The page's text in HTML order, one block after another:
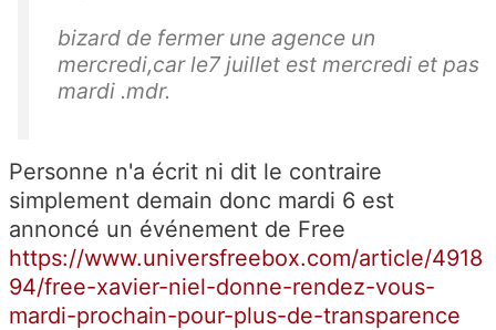
bizard de fermer une agence un
mercredi,car le7 juillet est mercredi et pas
mardi .mdr.
Personne n'a écrit ni dit le contraire
simplement demain donc mardi 6 est
annoncé un événement de Free
https://www.universfreebox.com/article/4918
94/free-xavier-niel-donne-rendez-vous-
mardi-prochain-pour-plus-de-transparence